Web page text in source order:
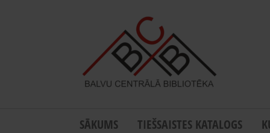
SĀKUMS TIEŠSAISTES KATALOGS